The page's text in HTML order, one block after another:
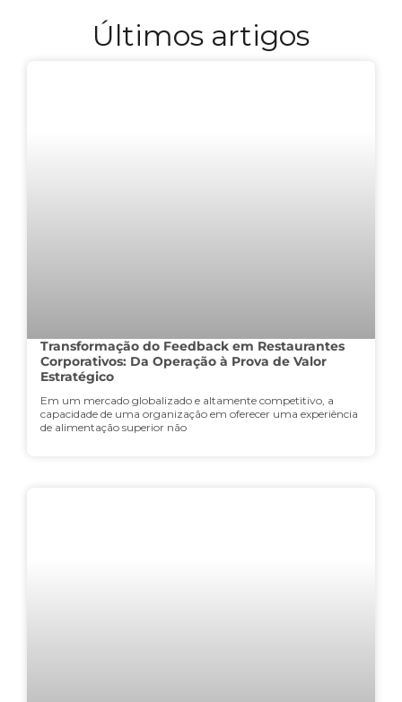
Últimos artigos
Transformação do Feedback em Restaurantes
Corporativos: Da Operação à Prova de Valor
Estratégico
Em um mercado globalizado e altamente competitivo, a
capacidade de uma organização em oferecer uma experiência
de alimentação superior não